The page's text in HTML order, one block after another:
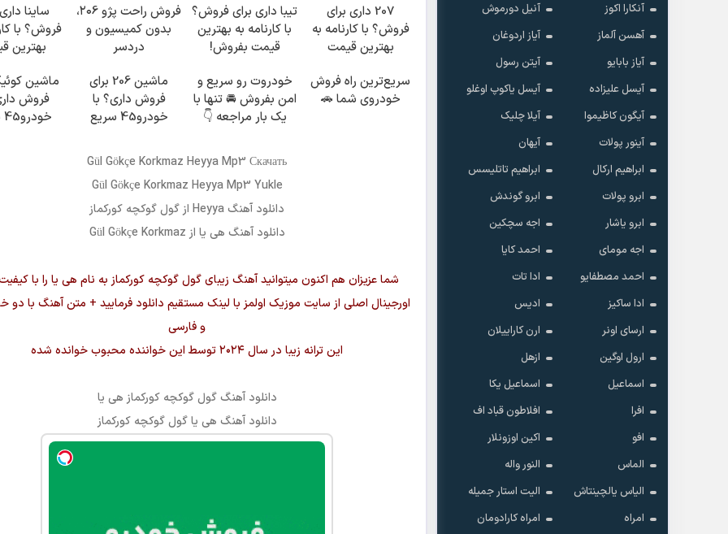
آنکارا اکوز
آنیل دورموش
آهسن آلماز
آیاز اردوغان
آیاز بابایو
آیتن رسول
آیسل علیزاده
آیسل یاکوپ اوغلو
آیگون کاظیموا
آیلا چلیک
آینور پولات
آیهان
ابراهیم ارکال
ابراهیم تاتلیسس
ابرو پولات
ابرو گوندش
ابرو یاشار
اجه سچکین
اجه مومای
احمد کایا
احمد مصطفایو
ادا تات
ادا ساکیز
ادیس
ارسای اونر
ارن کاراییلان
ارول اوگین
ازهل
اسماعیل
اسماعیل یکا
افرا
افلاطون قباد اف
افو
اکین اوزونلار
الماس
النور واله
الیاس یالچینتاش
الیت استار جمیله
امراه
امراه کارادومان
207 داری برای
فروش؟ با کارنامه به
بهترین قیمت
تیبا داری برای فروش؟
با کارنامه به بهترین
قیمت بفروش!
فروش راحت پژو ۲۰6،
بدون کمیسیون و
دردسر
ساینا
فروش؟ با
بهترین
سریع‌ترین راه فروش
خودروی شما 🚗
خودروت رو سریع و
امن بفروش 🚘 تنها با
یک بار مراجعه 👇
ماشین 206 برای
فروش داری؟ با
خودرو45 سریع
ماشین
فروش
Gül Gökçe Korkmaz Heyya Mp3 Скачать
Gül Gökçe Korkmaz Heyya Mp3 Yukle
دانلود آهنگ Heyya ازگول گوکچه کورکماز
دانلود آهنگ هی یا از Gül Gökçe Korkmaz
شما عزیزان هم اکنون میتوانید آهنگ زیبایگول گوکچه کورکمازبه نام هی یا
اورجینال اصلی از سایت موزیک اولمز با لینک مستقیم دانلود فرمایید + متن آهنگ با دو
و فارسی
این ترانه زیبا در سال ۲۰۲۴ توسط این خواننده محبوب خوانده شده
دانلود آهنگ گول گوکچه کورکماز هی یا
دانلود آهنگ هی یا گول گوکچه کورکماز